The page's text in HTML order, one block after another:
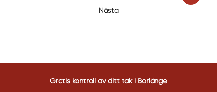
Nästa
Gratis kontroll av ditt tak i Borlänge